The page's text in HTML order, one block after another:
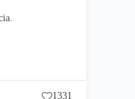
1331